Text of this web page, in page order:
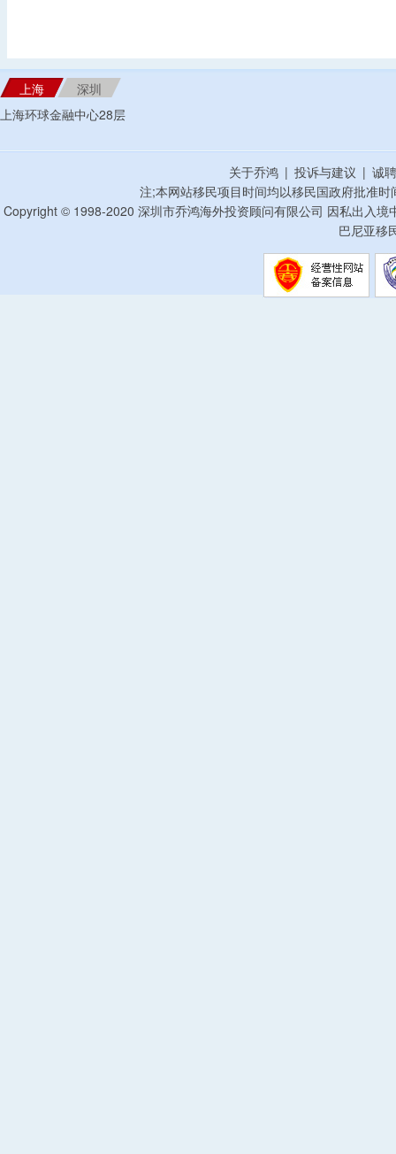
上海
深圳
上海环球金融中心28层
关于乔鸿 | 投诉与建议 | 诚
注;本网站移民项目时间均以移民国政府批准
Copyright © 1998-2020 深圳市乔鸿海外投资顾问有限公司 因私出入
巴尼亚移